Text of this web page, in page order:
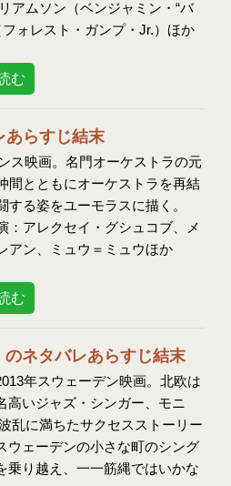
アムソン（ベンジャミン・“バ
ォレスト・ガンプ・Jr.）ほか
む
あらすじ結末
ス映画。名門オーケストラの元
間とともにオーケストラを再結
る姿をユーモラスに描く。
アレクセイ・グシュコブ、メ
アン、ミュウ＝ミュウほか
む
のネタバレあらすじ結末
年スウェーデン映画。北欧は
高いジャズ・シンガー、モニ
乱に満ちたサクセスストーリー
ウェーデンの小さな町のシング
乗り越え、一一筋縄ではいかな